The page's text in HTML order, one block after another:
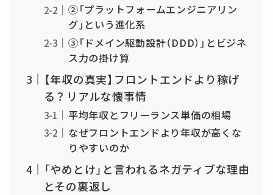
②「プラットフォームエンジニアリン
グ」という進化系
③「ドメイン駆動設計（DDD）」とビジネ
ス力の掛け算
【年収の真実】フロントエンドより稼げ
る？リアルな懐事情
平均年収とフリーランス単価の相場
なぜフロントエンドより年収が高くな
りやすいのか
「やめとけ」と言われるネガティブな理由
とその裏返し